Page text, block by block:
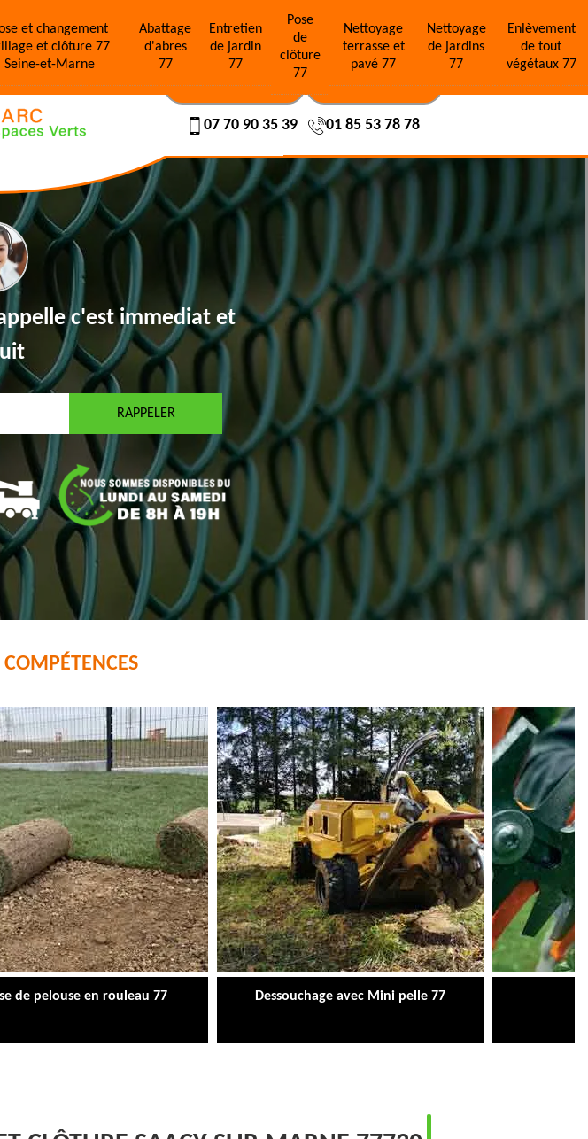
et changement
et clôture 77
Seine-et-Marne
Abattage
d'abres
77
Entretien
de jardin
77
Pose
de
clôture
77
Nettoyage
terrasse et
pavé 77
Nettoyage
de jardins
77
Enlèvement
de tout
végétaux 77
NOS RÉALISATIONS NOUS CONTACTER
07 70 90 35 39 01 85 53 78 78
c'est immediat et
de pelouse en rouleau 77 Dessouchage avec Mini pelle 77